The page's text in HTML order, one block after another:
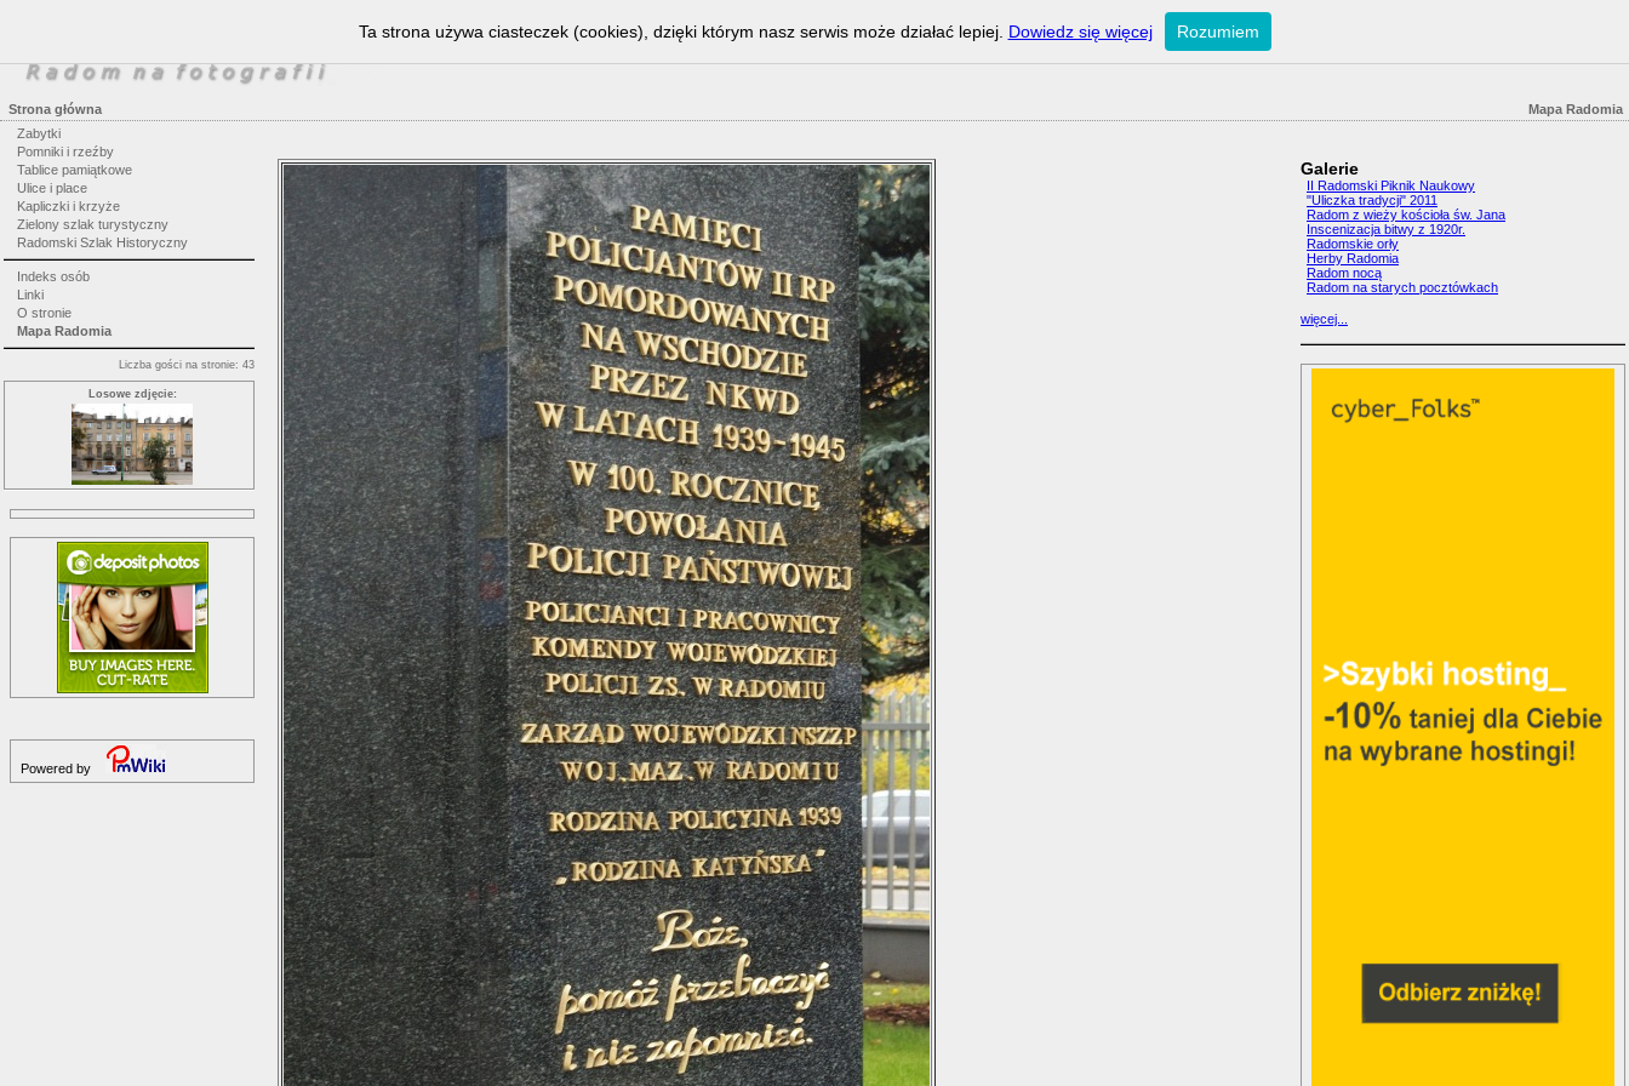
Mapa Radomia
Strona główna
Zabytki
Pomniki i rzeźby
Tablice pamiątkowe
Ulice i place
Kapliczki i krzyże
Zielony szlak turystyczny
Radomski Szlak Historyczny
Indeks osób
Linki
O stronie
Mapa Radomia
Liczba gości na stronie: 43
Losowe zdjęcie:
Powered by
Galerie
II Radomski Piknik Naukowy
"Uliczka tradycji" 2011
Radom z wieży kościoła św. Jana
Inscenizacja bitwy z 1920r.
Radomskie orły
Herby Radomia
Radom nocą
Radom na starych pocztówkach
więcej...
Ta strona używa ciasteczek (cookies), dzięki którym nasz serwis może działać lepiej. Dowiedz się więcej Rozumiem